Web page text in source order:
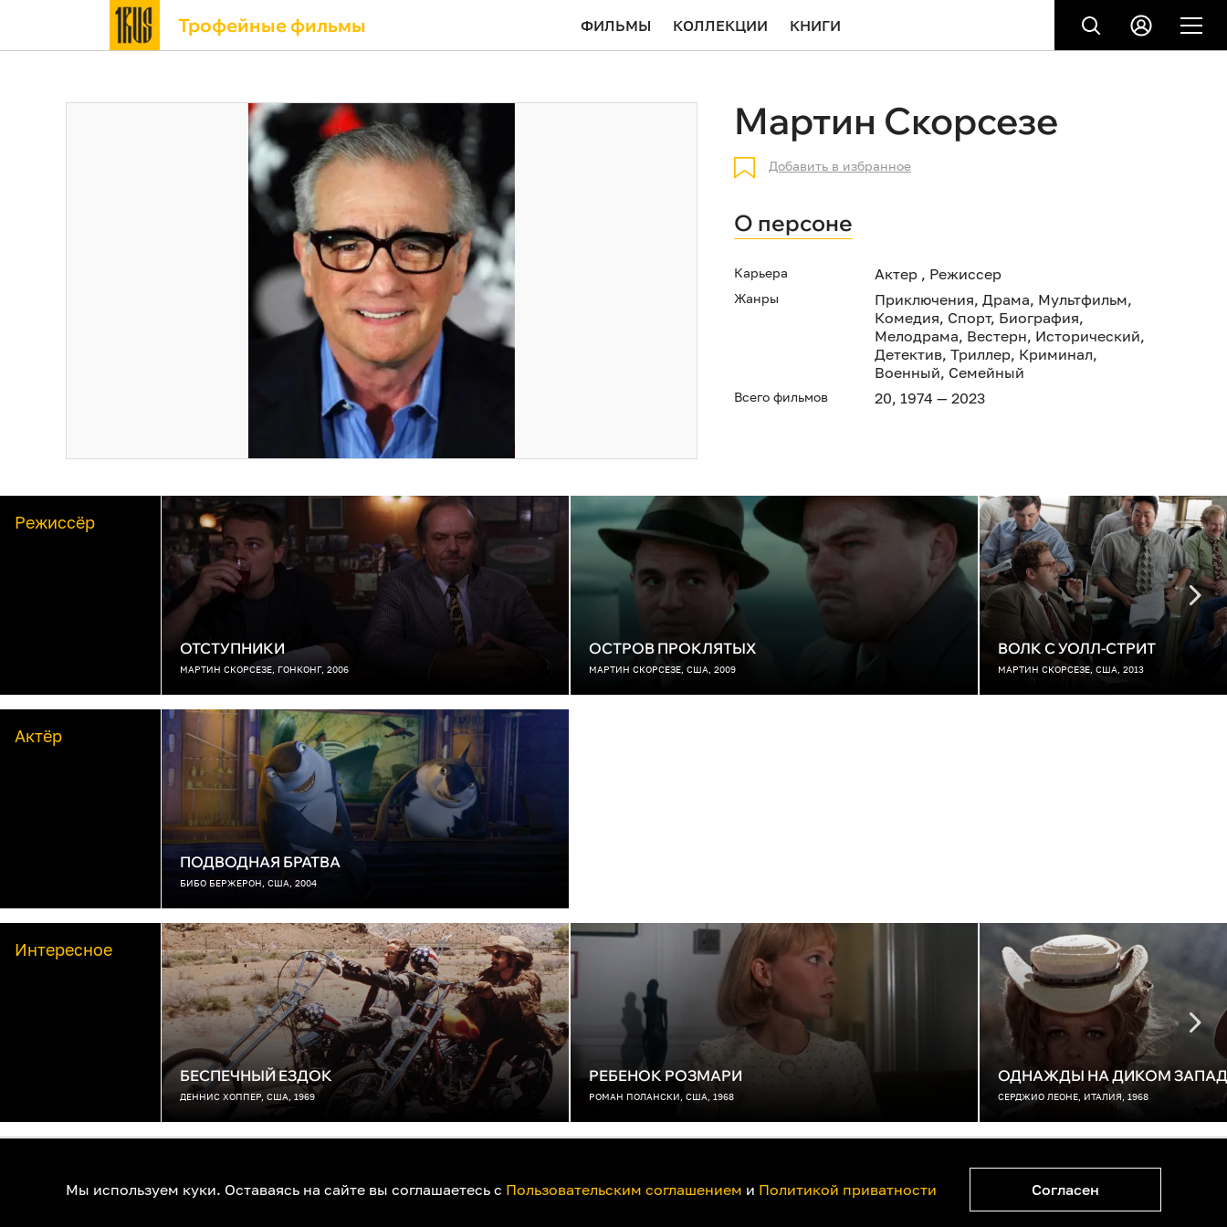
Трофейные фильмы ФИЛЬМЫ КОЛЛЕКЦИИ КНИГИ
Мартин Скорсезе
Добавить в избранное
О персоне
Карьера Актер , Режиссер
Жанры Приключения, Драма, Мультфильм,
Комедия, Спорт, Биография,
Мелодрама, Вестерн, Исторический,
Детектив, Триллер, Криминал,
Военный, Семейный
Всего фильмов 20, 1974 — 2023
Режиссёр
ОТСТУПНИКИ
МАРТИН СКОРСЕЗЕ, ГОНКОНГ, 2006
ОСТРОВ ПРОКЛЯТЫХ
МАРТИН СКОРСЕЗЕ, США, 2009
ВОЛК С УОЛЛ-СТРИТ
МАРТИН СКОРСЕЗЕ, США, 2013
Актёр
ПОДВОДНАЯ БРАТВА
БИБО БЕРЖЕРОН, США, 2004
Интересное
БЕСПЕЧНЫЙ ЕЗДОК
ДЕННИС ХОППЕР, США, 1969
РЕБЕНОК РОЗМАРИ
РОМАН ПОЛАНСКИ, США, 1968
ОДНАЖДЫ НА ДИКОМ
СЕРДЖИО ЛЕОНЕ, ИТАЛИЯ, 1968
Мы используем куки. Оставаясь на сайте вы соглашаетесь с Пользовательским соглашением и Политикой приватности Согласен